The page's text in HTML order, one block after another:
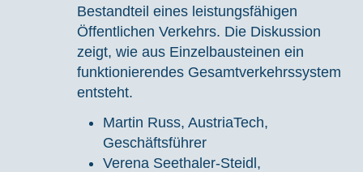
Bestandteil eines leistungsfähigen
Öffentlichen Verkehrs. Die Diskussion
zeigt, wie aus Einzelbausteinen ein
funktionierendes Gesamtverkehrssystem
entsteht.
Martin Russ, AustriaTech,
Geschäftsführer
Verena Seethaler-Steidl,